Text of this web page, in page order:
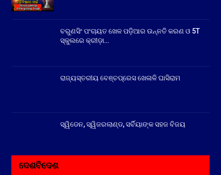
ବରୁଣସିଂ ପଂଚାୟତ ଖେଳ ପଡ଼ିଆର ଉନ୍ନତି କରଣ ଓ 5T
ସ୍କୁଲରେ କ୍ରୀଡ଼ା…
ରାଜ୍ୟସ୍ତରୀୟ ବେଞ୍ଚପ୍ରେସ ଖେଳାଳି ଘାସିରାମ
ସ୍ୱିଡେନ, ସ୍ୱିଜରଲାଣ୍ଡ, ସର୍ବିୟାଙ୍କ ସହଜ ବିଜୟ
ଦେଶବିଦେଶ